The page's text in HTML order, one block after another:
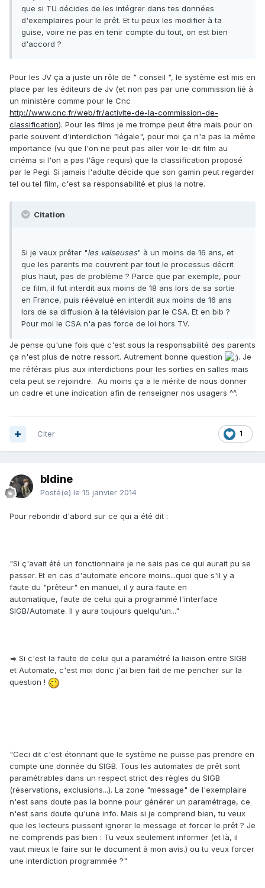
que si TU décides de les intégrer dans tes données
d'exemplaires pour le prêt. Et tu peux les modifier à ta
guise, voire ne pas en tenir compte du tout, on est bien
d'accord ?
Pour les JV ça a juste un rôle de " conseil ", le système est mis en
place par les éditeurs de Jv (et non pas par une commission lié à
un ministère comme pour le Cnc
http://www.cnc.fr/web/fr/activite-de-la-commission-de-
classification). Pour les films je me trompe peut être mais pour on
parle souvent d'interdiction "légale", pour moi ça n'a pas la même
importance (vu que l'on ne peut pas aller voir le-dit film au
cinéma si l'on a pas l'âge requis) que la classification proposé
par le Pegi. Si jamais l'adulte décide que son gamin peut regarder
tel ou tel film, c'est sa responsabilité et plus la notre.
Citation
Si je veux prêter "les valseuses" à un moins de 16 ans, et
que les parents me couvrent par tout le processus décrit
plus haut, pas de problème ? Parce que par exemple, pour
ce film, il fut interdit aux moins de 18 ans lors de sa sortie
en France, puis réévalué en interdit aux moins de 16 ans
lors de sa diffusion à la télévision par le CSA. Et en bib ?
Pour moi le CSA n'a pas force de loi hors TV.
Je pense qu'une fois que c'est sous la responsabilité des parents
ça n'est plus de notre ressort. Autrement bonne question
. Je
me référais plus aux interdictions pour les sorties en salles mais
cela peut se rejoindre. Au moins ça a le mérite de nous donner
un cadre et une indication afin de renseigner nos usagers ^^.
1
Citer
bldine
Posté(e) le 15 janvier 2014
Pour rebondir d'abord sur ce qui a été dit :
"Si ç'avait été un fonctionnaire je ne sais pas ce qui aurait pu se
passer. Et en cas d'automate encore moins...quoi que s'il y a
faute du "prêteur" en manuel, il y aura faute en
automatique, faute de celui qui a programmé l'interface
SIGB/Automate. Il y aura toujours quelqu'un..."
=> Si c'est la faute de celui qui a paramétré la liaison entre SIGB
et Automate, c'est moi donc j'ai bien fait de me pencher sur la
question !
"Ceci dit c'est étonnant que le système ne puisse pas prendre en
compte une donnée du SIGB. Tous les automates de prêt sont
paramétrables dans un respect strict des règles du SIGB
(réservations, exclusions...). La zone "message" de l'exemplaire
n'est sans doute pas la bonne pour générer un paramétrage, ce
n'est sans doute qu'une info. Mais si je comprend bien, tu veux
que les lecteurs puissent ignorer le message et forcer le prêt ? Je
ne comprends pas bien : Tu veux seulement informer (et là, il
vaut mieux le faire sur le document à mon avis.) ou tu veux forcer
une interdiction programmée ?"